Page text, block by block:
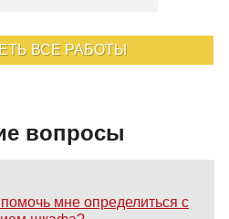
ВСЕ РАБОТЫ
вопросы
мне определиться с